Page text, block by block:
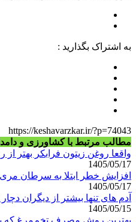
به اشتراک بگذارید :
https://keshavarzkar.ir/?p=74043
مطالب مرتبط با کشاورزی و
واقعا روغن زیتون فرابکر بهتر
1405/05/17
افزایش خطر ابتلا به سرطان مری
1405/05/17
آدم های تنها بیشتر از دیگران
1405/05/15
بهترین روش مصرف تخم‌مرغ که